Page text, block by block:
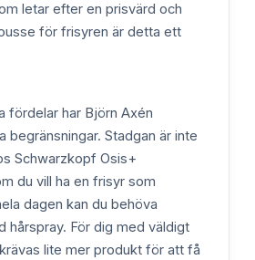
letar efter en prisvärd och
för frisyren är detta ett
fördelar har Björn Axén
begränsningar. Stadgan är inte
Schwarzkopf Osis+
du vill ha en frisyr som
dagen kan du behöva
hårspray. För dig med väldigt
lite mer produkt för att få